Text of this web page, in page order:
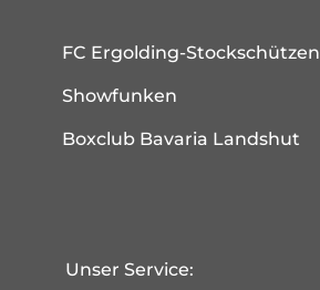
FC Ergolding-Stockschützen
Showfunken
Boxclub Bavaria Landshut
Unser Service: